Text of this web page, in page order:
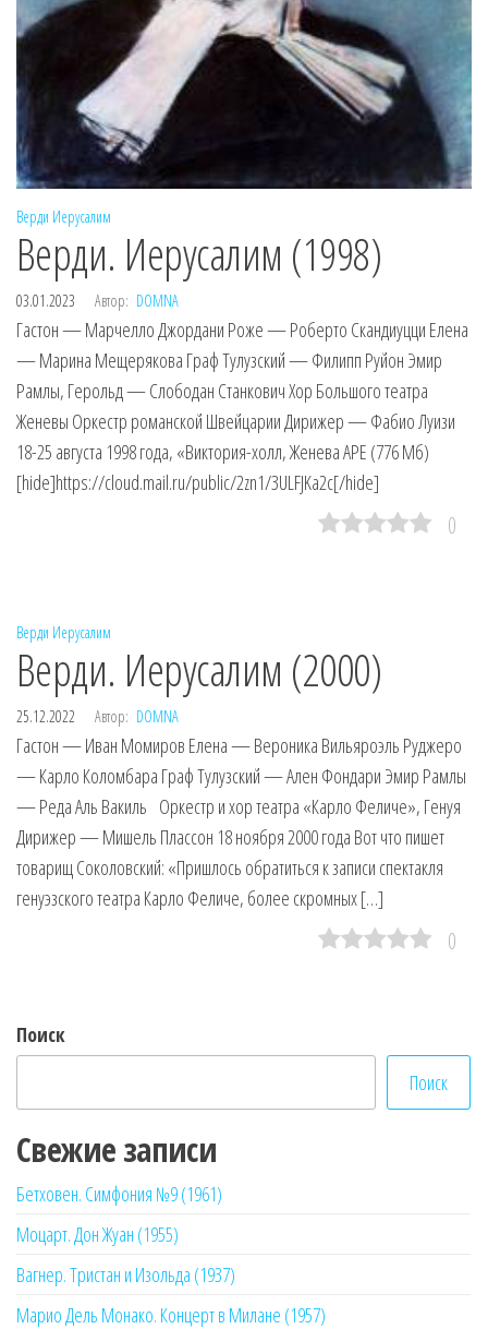
Верди Иерусалим
Верди. Иерусалим (1998)
03.01.2023 Автор: DOMNA
Гастон — Марчелло Джордани Роже — Роберто Скандиуцци Елена
— Марина Мещерякова Граф Тулузский — Филипп Руйон Эмир
Рамлы, Герольд — Слободан Станкович Хор Большого театра
Женевы Оркестр романской Швейцарии Дирижер — Фабио Луизи
18-25 августа 1998 года, «Виктория-холл, Женева APE (776 Мб)
[hide]https://cloud.mail.ru/public/2zn1/3ULFJKa2c[/hide]
0
Верди Иерусалим
Верди. Иерусалим (2000)
25.12.2022 Автор: DOMNA
Гастон — Иван Момиров Елена — Вероника Вильяроэль Руджеро
— Карло Коломбара Граф Тулузский — Ален Фондари Эмир Рамлы
— Реда Аль Вакиль Оркестр и хор театра «Карло Феличе», Генуя
Дирижер — Мишель Плассон 18 ноября 2000 года Вот что пишет
товарищ Соколовский: «Пришлось обратиться к записи спектакля
генуэзского театра Карло Феличе, более скромных […]
0
Поиск
Поиск
Свежие записи
Бетховен. Симфония №9 (1961)
Моцарт. Дон Жуан (1955)
Вагнер. Тристан и Изольда (1937)
Марио Дель Монако. Концерт в Милане (1957)